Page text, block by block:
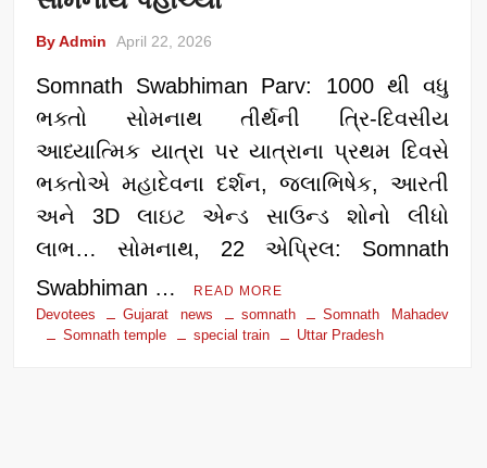
By Admin April 22, 2026
Somnath Swabhiman Parv: 1000 થી વધુ
ભક્તો સોમનાથ તીર્થની ત્રિ-દિવસીય
આધ્યાત્મિક યાત્રા પર યાત્રાના પ્રથમ દિવસે
ભક્તોએ મહાદેવના દર્શન, જલાભિષેક, આરતી
અને 3D લાઇટ એન્ડ સાઉન્ડ શોનો લીધો
લાભ… સોમનાથ, 22 એપ્રિલ: Somnath
Swabhiman …
READ MORE
Devotees Gujarat news somnath
Somnath Mahadev
Somnath temple
special train Uttar Pradesh